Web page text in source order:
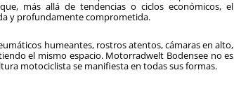
más allá de tendencias o ciclos económicos, el
y profundamente comprometida.
humeantes, rostros atentos, cámaras en alto,
el mismo espacio. Motorradwelt Bodensee no es
motociclista se manifiesta en todas sus formas.